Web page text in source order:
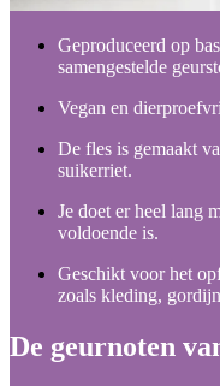
Geproduceerd op
samengestelde
Vegan en
De fles is gemaakt
suikerriet.
Je doet er heel lang
voldoende is.
Geschikt voor het
zoals kleding,
De geurnoten